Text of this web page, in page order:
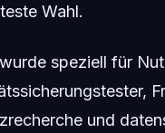
Wahl.
speziell für
und